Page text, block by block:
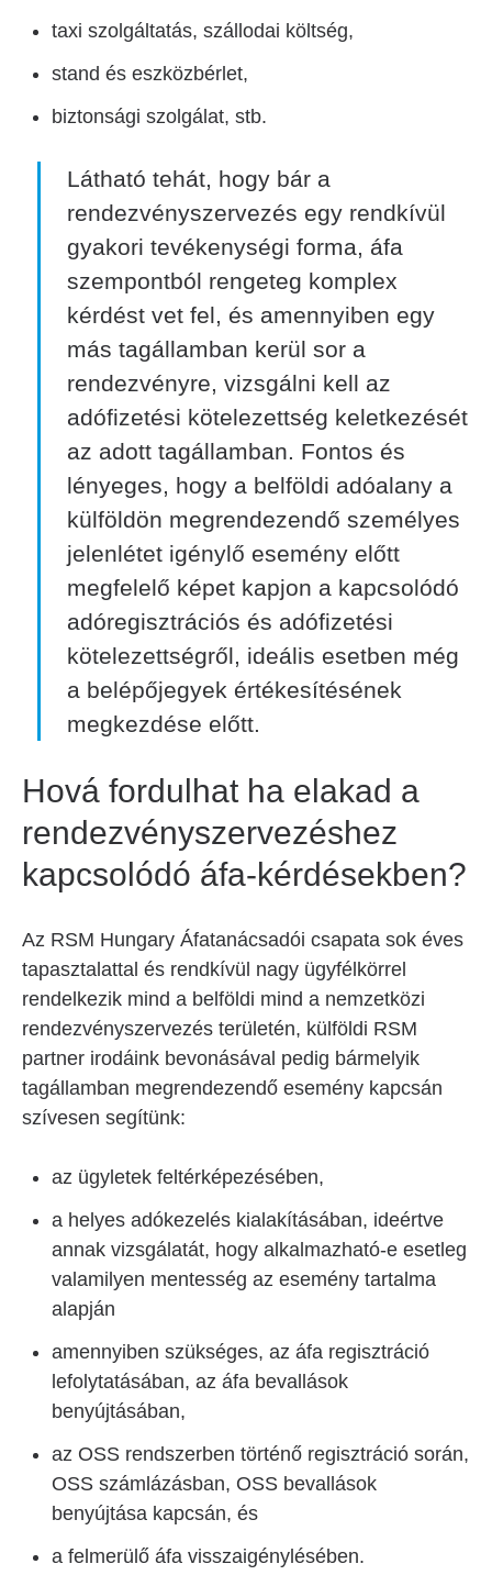
taxi szolgáltatás, szállodai költség,
stand és eszközbérlet,
biztonsági szolgálat, stb.
Látható tehát, hogy bár a
rendezvényszervezés egy rendkívül
gyakori tevékenységi forma, áfa
szempontból rengeteg komplex
kérdést vet fel, és amennyiben egy
más tagállamban kerül sor a
rendezvényre, vizsgálni kell az
adófizetési kötelezettség keletkezését
az adott tagállamban. Fontos és
lényeges, hogy a belföldi adóalany a
külföldön megrendezendő személyes
jelenlétet igénylő esemény előtt
megfelelő képet kapjon a kapcsolódó
adóregisztrációs és adófizetési
kötelezettségről, ideális esetben még
a belépőjegyek értékesítésének
megkezdése előtt.
Hová fordulhat ha elakad a
rendezvényszervezéshez
kapcsolódó áfa-kérdésekben?
Az RSM Hungary Áfatanácsadói csapata sok éves
tapasztalattal és rendkívül nagy ügyfélkörrel
rendelkezik mind a belföldi mind a nemzetközi
rendezvényszervezés területén, külföldi RSM
partner irodáink bevonásával pedig bármelyik
tagállamban megrendezendő esemény kapcsán
szívesen segítünk:
az ügyletek feltérképezésében,
a helyes adókezelés kialakításában, ideértve
annak vizsgálatát, hogy alkalmazható-e esetleg
valamilyen mentesség az esemény tartalma
alapján
amennyiben szükséges, az áfa regisztráció
lefolytatásában, az áfa bevallások
benyújtásában,
az OSS rendszerben történő regisztráció során,
OSS számlázásban, OSS bevallások
benyújtása kapcsán, és
a felmerülő áfa visszaigénylésében.